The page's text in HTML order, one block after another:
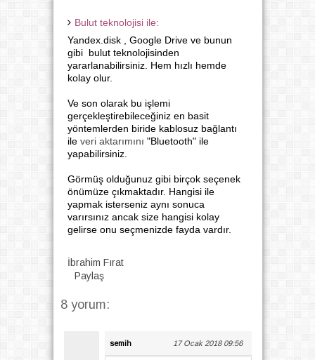
Bulut teknolojisi ile:
Yandex.disk , Google Drive ve bunun
gibi bulut teknolojisinden
yararlanabilirsiniz. Hem hızlı hemde
kolay olur.
Ve son olarak bu işlemi
gerçekleştirebileceğiniz en basit
yöntemlerden biride kablosuz bağlantı
ile veri aktarımını "Bluetooth" ile
yapabilirsiniz.
Görmüş olduğunuz gibi birçok seçenek
önümüze çıkmaktadır. Hangisi ile
yapmak isterseniz aynı sonuca
varırsınız ancak size hangisi kolay
gelirse onu seçmenizde fayda vardır.
İbrahim Fırat
Paylaş
8 yorum:
semih 17 Ocak 2018 09:56